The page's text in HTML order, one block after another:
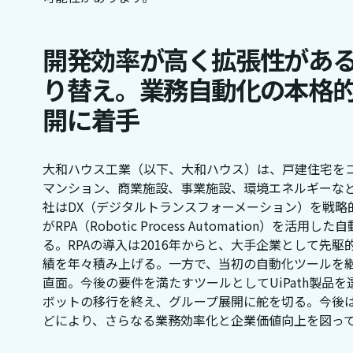
開発効率が高く拡張性があ
り替え。業務自動化の本格
開に着手
大和ハウス工業（以下、大和ハウス）は、戸建住宅を
マンション、商業施設、事業施設、環境エネルギーな
社はDX（デジタルトランスフォーメーション）を戦
がRPA（Robotic Process Automation）を活用した自
る。RPAの導入は2016年からと、大手企業として先
績を年々積み上げる。一方で、当初の自動化ツールを
直面。今後の要件を満たすツールとしてUiPath製品
ボットの移行を終え、グループ展開に舵を切る。今後
どにより、さらなる業務効率化と企業価値向上を図っ